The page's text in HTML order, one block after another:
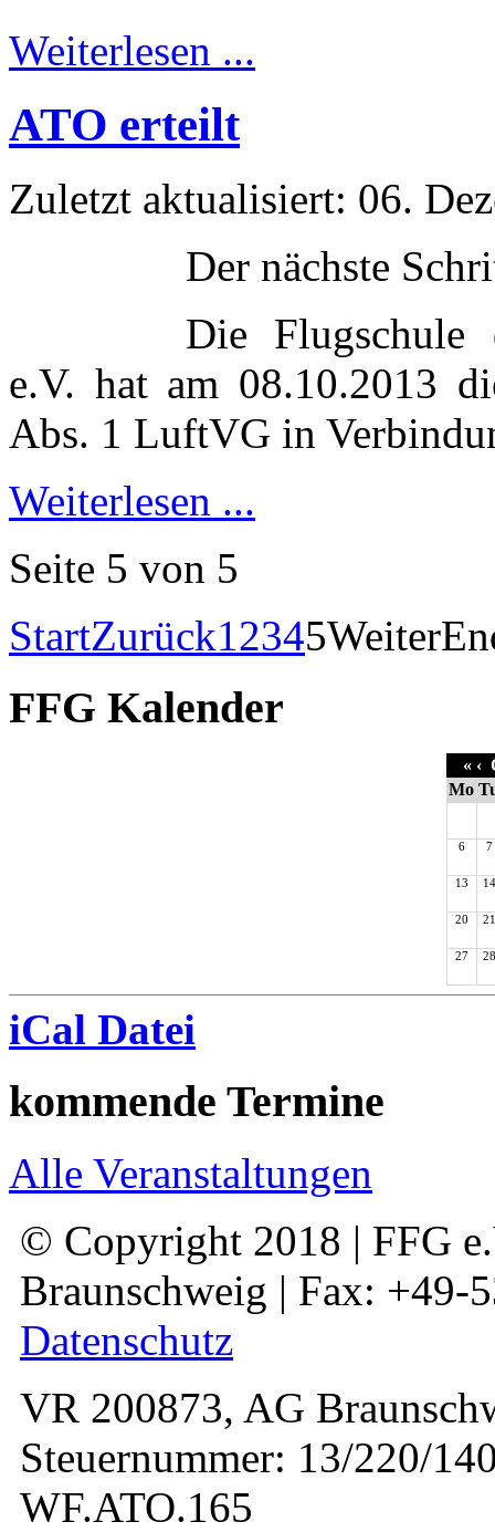
Weiterlesen ...
ATO erteilt
Zuletzt aktualisiert: 06.
Der nächste
Die Flugschule
e.V. hat am 08.10.2013
Abs. 1 LuftVG in
Weiterlesen ...
Seite 5 von 5
StartZurück12345Weiter
FFG Kalender
« ‹
Mo
6 7
13 14
20 21
27 28
iCal Datei
kommende Termine
Alle Veranstaltungen
© Copyright 2018 | FFG
Braunschweig | Fax: +49-
Datenschutz
VR 200873, AG
Steuernummer: 13/220/
WF.ATO.165